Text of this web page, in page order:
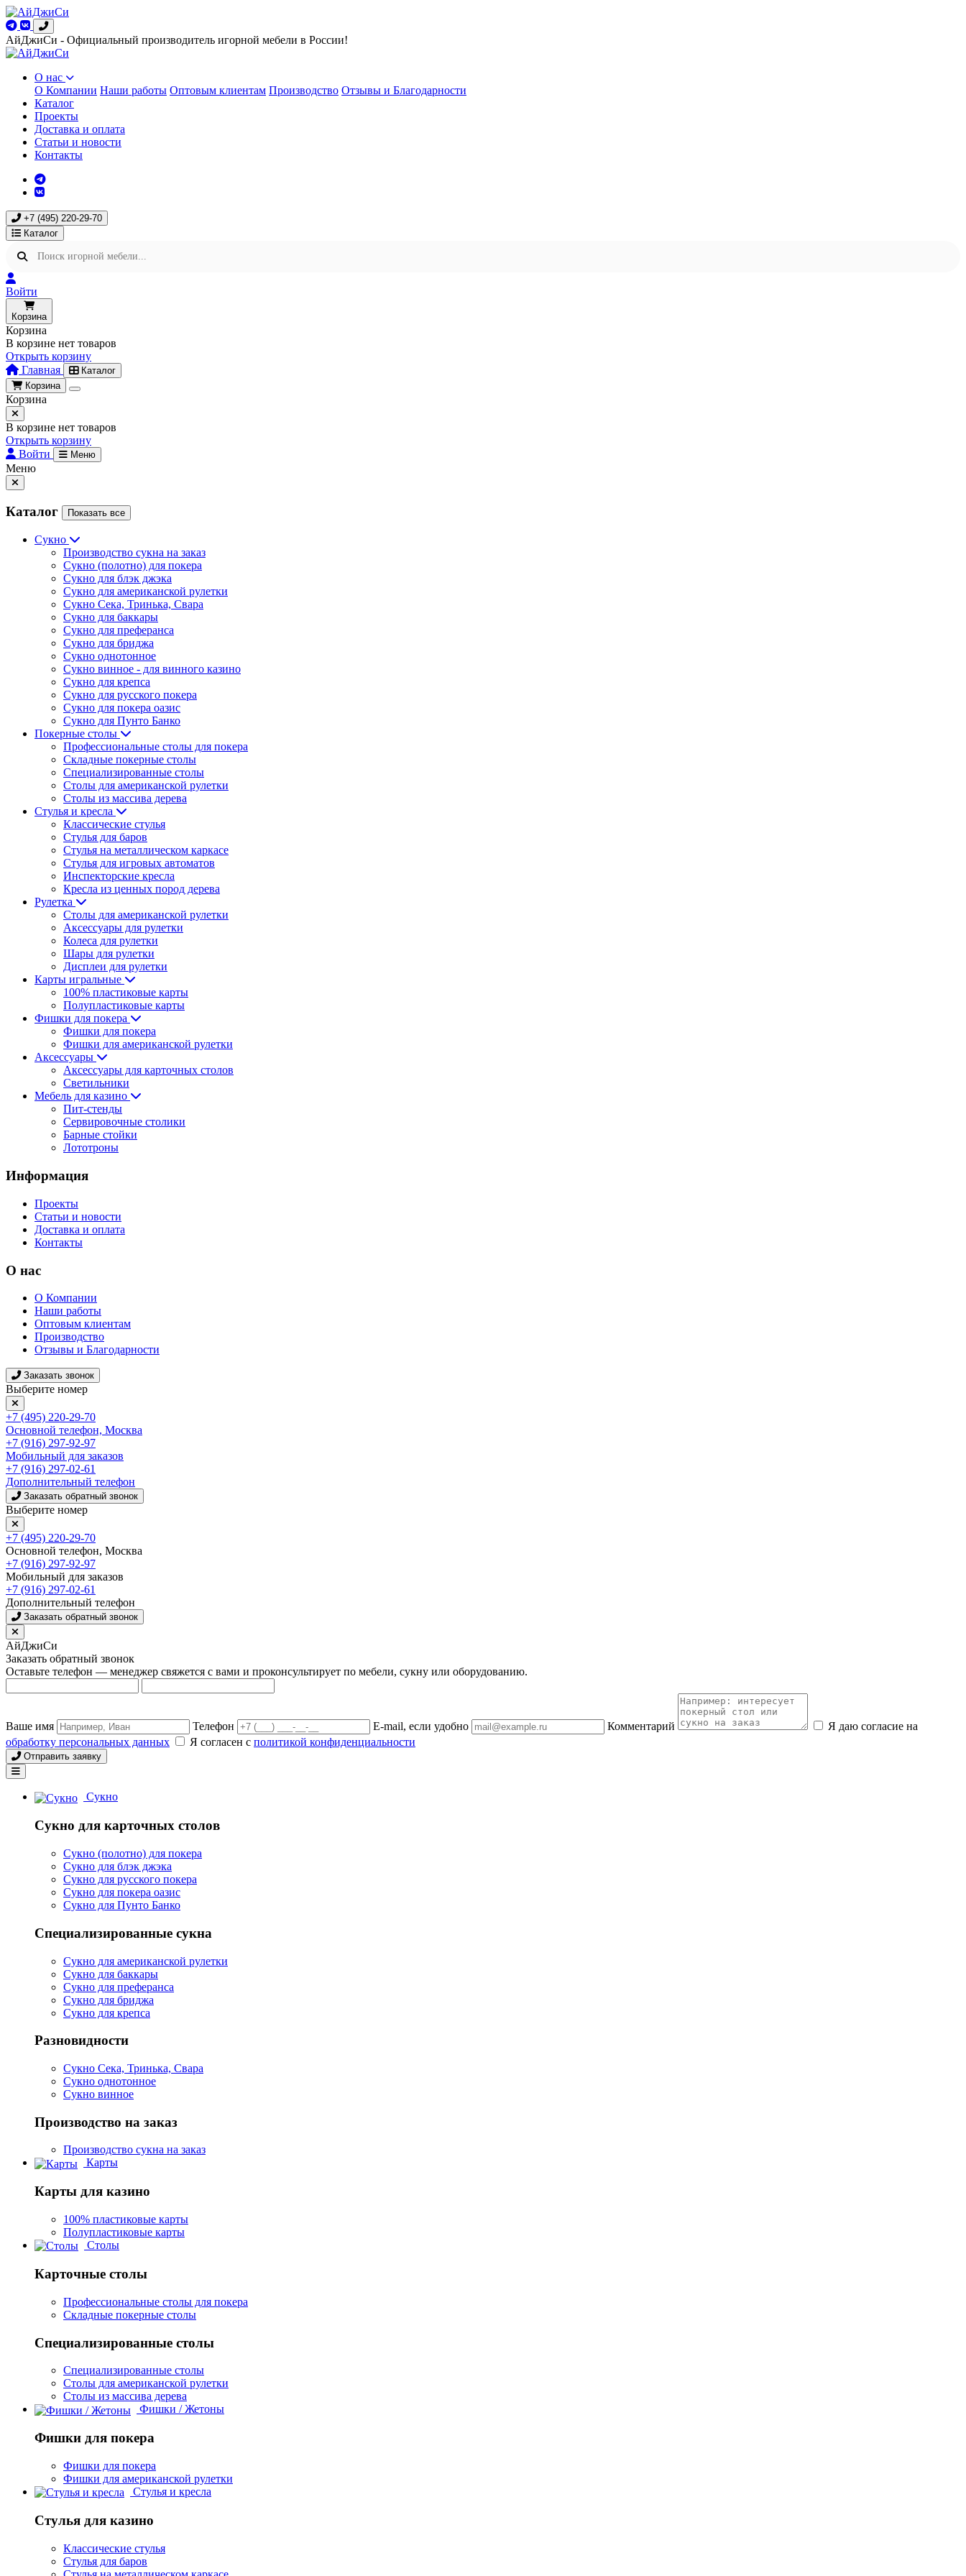
АйДжиСи - Официальный производитель игорной мебели в России!
О нас
О Компании Наши работы Оптовым клиентам Производство Отзывы и Благодарности
Каталог
Проекты
Доставка и оплата
Статьи и новости
Контакты
+7 (495) 220-29-70
Каталог
Войти
Корзина
Корзина
В корзине нет товаров
Открыть корзину
Главная
Каталог
Корзина
Корзина
В корзине нет товаров
Открыть корзину
Войти
Меню
Меню
Каталог Показать все
Сукно
Производство сукна на заказ
Сукно (полотно) для покера
Сукно для блэк джэка
Сукно для американской рулетки
Сукно Сека, Тринька, Свара
Сукно для баккары
Сукно для преферанса
Сукно для бриджа
Сукно однотонное
Сукно винное - для винного казино
Сукно для крепса
Сукно для русского покера
Сукно для покера оазис
Сукно для Пунто Банко
Покерные столы
Профессиональные столы для покера
Складные покерные столы
Специализированные столы
Столы для американской рулетки
Столы из массива дерева
Стулья и кресла
Классические стулья
Стулья для баров
Стулья на металлическом каркасе
Стулья для игровых автоматов
Инспекторские кресла
Кресла из ценных пород дерева
Рулетка
Столы для американской рулетки
Аксессуары для рулетки
Колеса для рулетки
Шары для рулетки
Дисплеи для рулетки
Карты игральные
100% пластиковые карты
Полупластиковые карты
Фишки для покера
Фишки для покера
Фишки для американской рулетки
Аксессуары
Аксессуары для карточных столов
Светильники
Мебель для казино
Пит-стенды
Сервировочные столики
Барные стойки
Лототроны
Информация
Проекты
Статьи и новости
Доставка и оплата
Контакты
О нас
О Компании
Наши работы
Оптовым клиентам
Производство
Отзывы и Благодарности
Заказать звонок
Выберите номер
+7 (495) 220-29-70
Основной телефон, Москва
+7 (916) 297-92-97
Мобильный для заказов
+7 (916) 297-02-61
Дополнительный телефон
Заказать обратный звонок
Выберите номер
+7 (495) 220-29-70
Основной телефон, Москва
+7 (916) 297-92-97
Мобильный для заказов
+7 (916) 297-02-61
Дополнительный телефон
Заказать обратный звонок
АйДжиСи
Заказать обратный звонок
Оставьте телефон — менеджер свяжется с вами и проконсультирует по мебели, сукну или оборудованию.
Ваше имя Телефон E-mail, если удобно Комментарий
Я даю согласие на
обработку персональных данных
Я согласен с политикой конфиденциальности
Отправить заявку
Сукно
Сукно для карточных столов
Сукно (полотно) для покера
Сукно для блэк джэка
Сукно для русского покера
Сукно для покера оазис
Сукно для Пунто Банко
Специализированные сукна
Сукно для американской рулетки
Сукно для баккары
Сукно для преферанса
Сукно для бриджа
Сукно для крепса
Разновидности
Сукно Сека, Тринька, Свара
Сукно однотонное
Сукно винное
Производство на заказ
Производство сукна на заказ
Карты
Карты для казино
100% пластиковые карты
Полупластиковые карты
Столы
Карточные столы
Профессиональные столы для покера
Складные покерные столы
Специализированные столы
Специализированные столы
Столы для американской рулетки
Столы из массива дерева
Фишки / Жетоны
Фишки для покера
Фишки для покера
Фишки для американской рулетки
Стулья и кресла
Стулья для казино
Классические стулья
Стулья для баров